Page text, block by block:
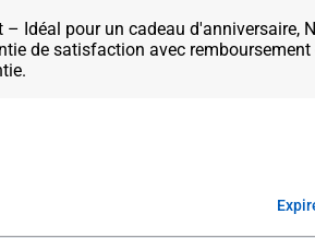
– Idéal pour un cadeau d'anniversaire,
de satisfaction avec